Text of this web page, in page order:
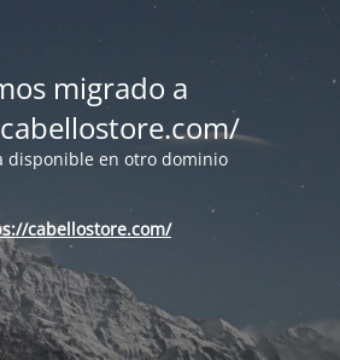
migrado a
disponible en otro dominio
cabellostore.com/